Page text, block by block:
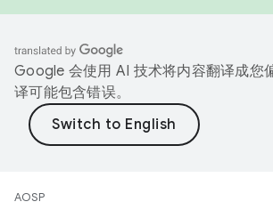
Google 会使用 AI 技术将内容翻译成您
译可能包含错误。
AOSP